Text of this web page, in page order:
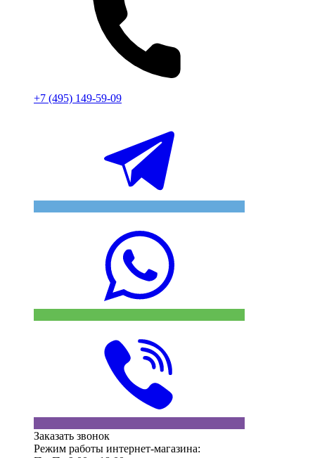
+7 (495) 149-59-09
Заказать звонок
Режим работы интернет-магазина: